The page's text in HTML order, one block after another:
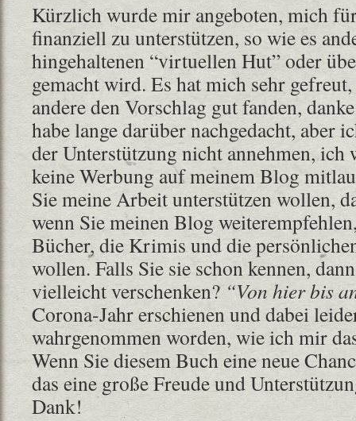
Kürzlich wurde mir angeboten, mich
finanziell zu unterstützen, so wie es
hingehaltenen “virtuellen Hut” oder
gemacht wird. Es hat mich sehr
andere den Vorschlag gut fanden,
habe lange darüber nachgedacht, aber
der Unterstützung nicht annehmen, ich
keine Werbung auf meinem Blog
Sie meine Arbeit unterstützen wollen,
wenn Sie meinen Blog
Bücher, die Krimis und die
wollen. Falls Sie sie schon kennen,
vielleicht verschenken? “Von hier bis
Corona-Jahr erschienen und dabei
wahrgenommen worden, wie ich mir
Wenn Sie diesem Buch eine neue
das eine große Freude und
Dank!